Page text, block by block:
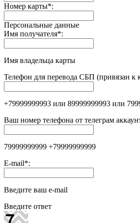
Номер карты*:
Персональные данные
Имя получателя*:
Имя владельца карты
Телефон для перевода СБП (привязан к
+79999999993 или 89999999993 или
Ваш номер телефона от телеграм
79999999999 +79999999999
E-mail*:
Введите ваш e-mail
Введите ответ